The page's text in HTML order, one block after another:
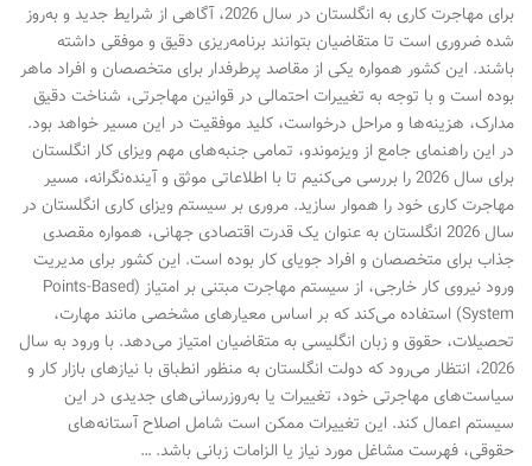
برای مهاجرت کاری به انگلستان در سال 2026، آگاهی از شرایط جدید و به‌روز
شده ضروری است تا متقاضیان بتوانند برنامه‌ریزی دقیق و موفقی داشته
باشند. این کشور همواره یکی از مقاصد پرطرفدار برای متخصصان و افراد ماهر
بوده است و با توجه به تغییرات احتمالی در قوانین مهاجرتی، شناخت دقیق
مدارک، هزینه‌ها و مراحل درخواست، کلید موفقیت در این مسیر خواهد بود.
در این راهنمای جامع از ویزموندو، تمامی جنبه‌های مهم ویزای کار انگلستان
برای سال 2026 را بررسی می‌کنیم تا با اطلاعاتی موثق و آینده‌نگرانه، مسیر
مهاجرت کاری خود را هموار سازید. مروری بر سیستم ویزای کاری انگلستان در
سال 2026 انگلستان به عنوان یک قدرت اقتصادی جهانی، همواره مقصدی
جذاب برای متخصصان و افراد جویای کار بوده است. این کشور برای مدیریت
ورود نیروی کار خارجی، از سیستم مهاجرت مبتنی بر امتیاز (Points-Based
System) استفاده می‌کند که بر اساس معیارهای مشخصی مانند مهارت،
تحصیلات، حقوق و زبان انگلیسی به متقاضیان امتیاز می‌دهد. با ورود به سال
2026، انتظار می‌رود که دولت انگلستان به منظور انطباق با نیازهای بازار کار و
سیاست‌های مهاجرتی خود، تغییرات یا به‌روزرسانی‌های جدیدی در این
سیستم اعمال کند. این تغییرات ممکن است شامل اصلاح آستانه‌های
حقوقی، فهرست مشاغل مورد نیاز یا الزامات زبانی باشد. …